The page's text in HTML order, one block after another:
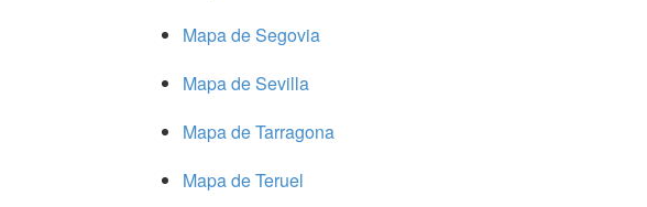
Mapa de Segovia
Mapa de Sevilla
Mapa de Tarragona
Mapa de Teruel